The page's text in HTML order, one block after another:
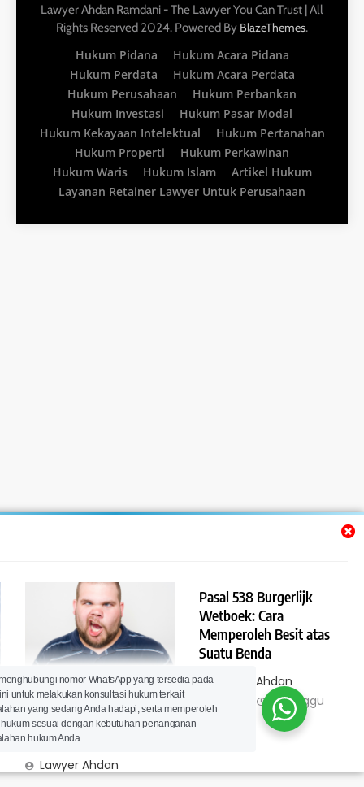
Pasal 539 Burgerlijk
Wetboek: Kecakapan
Hukum untuk
Memperoleh Besit
Lawyer Ahdan
Pasal 538 Burgerlijk
Wetboek: Cara
Memperoleh Besit atas
Suatu Benda
Lawyer Ahdan
Ramdani
2 minggu
Lawyer Ahdan Ramdani - The Lawyer You Can Trust | All
Rights Reserved 2024. Powered By BlazeThemes.
Hukum Pidana
Hukum Acara Pidana
Hukum Perdata
Hukum Acara Perdata
Hukum Perusahaan
Hukum Perbankan
Hukum Investasi
Hukum Pasar Modal
Hukum Kekayaan Intelektual
Hukum Pertanahan
Hukum Properti
Hukum Perkawinan
Hukum Waris
Hukum Islam
Artikel Hukum
Layanan Retainer Lawyer Untuk Perusahaan
nomor WhatsApp yang tersedia pada
untuk melakukan konsultasi hukum terkait
yang sedang Anda hadapi, serta memperoleh
sesuai dengan kebutuhan penanganan
hukum Anda.